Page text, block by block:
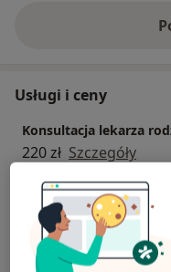
Usługi i ceny
Konsultacja lekarza
220 zł Szczegóły
Bilans zdrowia
250 zł Szczegóły